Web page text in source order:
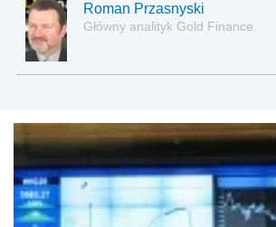
Roman Przasnyski
Główny analityk Gold Finance.